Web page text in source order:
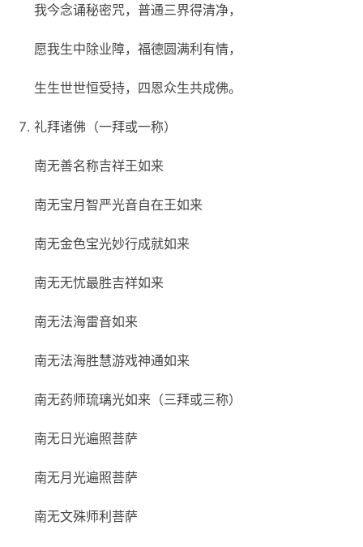
我今念诵秘密咒，普通三界得清净，
愿我生中除业障，福德圆满利有情，
生生世世恒受持，四恩众生共成佛。
礼拜诸佛（一拜或一称）
南无善名称吉祥王如来
南无宝月智严光音自在王如来
南无金色宝光妙行成就如来
南无无忧最胜吉祥如来
南无法海雷音如来
南无法海胜慧游戏神通如来
南无药师琉璃光如来（三拜或三称）
南无日光遍照菩萨
南无月光遍照菩萨
南无文殊师利菩萨